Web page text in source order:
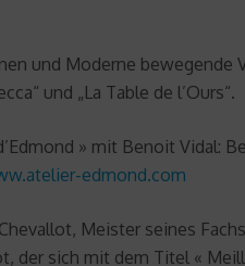
und Moderne bewegende
und „La Table de l’Ours“.
» mit Benoit Vidal:
edmond.com
Meister seines
der sich mit dem Titel «